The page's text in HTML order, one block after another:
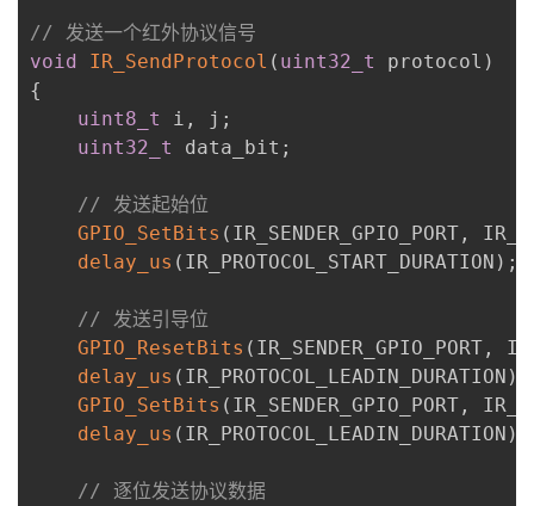
// 发送一个红外协议信号
void
IR_SendProtocol ( uint32_t protocol )
{
uint8_t
i , j ;
uint32_t
data_bit ;
// 发送起始位
GPIO_SetBits ( IR_SENDER_GPIO_PORT ,
delay_us ( IR_PROTOCOL_START_DURATION ) ;
// 发送引导位
GPIO_ResetBits ( IR_SENDER_GPIO_PORT ,
delay_us ( IR_PROTOCOL_LEADIN_DURATION )
GPIO_SetBits ( IR_SENDER_GPIO_PORT ,
delay_us ( IR_PROTOCOL_LEADIN_DURATION )
// 逐位发送协议数据